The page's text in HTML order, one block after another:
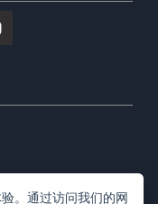
。通过访问我们的网